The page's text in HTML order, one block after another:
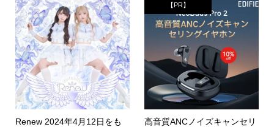
Renew 2024年4月12日をも
【PR】
高音質ANCノイズキャンセリ